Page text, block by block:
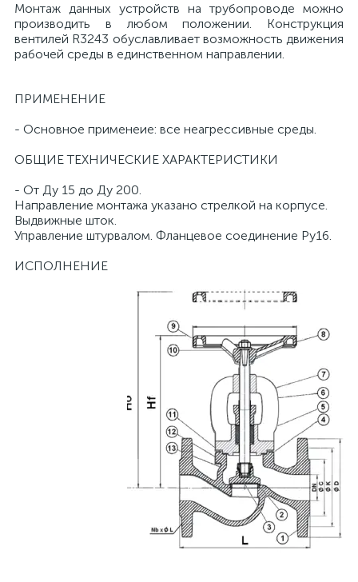
Монтаж данных устройств на трубопроводе можно
производить в любом положении. Конструкция
вентилей R3243 обуславливает возможность движения
рабочей среды в единственном направлении.
ПРИМЕНЕНИЕ
- Основное применеие: все неагрессивные среды.
ОБЩИЕ ТЕХНИЧЕСКИЕ ХАРАКТЕРИСТИКИ
- От Ду 15 до Ду 200.
Направление монтажа указано стрелкой на корпусе.
Выдвижные шток.
Управление штурвалом. Фланцевое соединение Ру16.
ИСПОЛНЕНИЕ